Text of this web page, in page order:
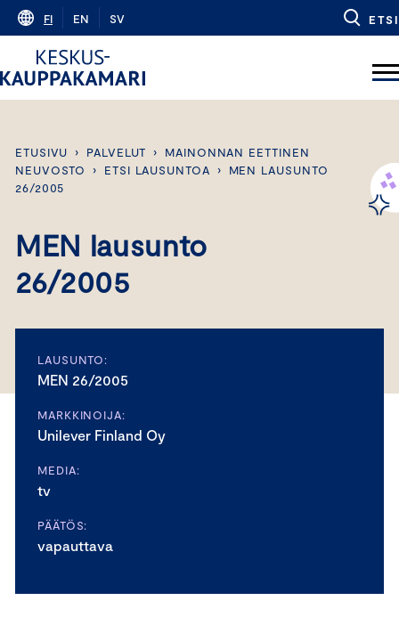
Skip
content
FI EN SV ETSI
ETUSIVU › PALVELUT ›
MAINONNAN EETTINEN
NEUVOSTO
› ETSI LAUSUNTOA ›
MEN LAUSUNTO
26/2005
MEN lausunto
26/2005
LAUSUNTO:
MEN 26/2005
MARKKINOIJA:
Unilever Finland Oy
MEDIA:
tv
PÄÄTÖS:
vapauttava